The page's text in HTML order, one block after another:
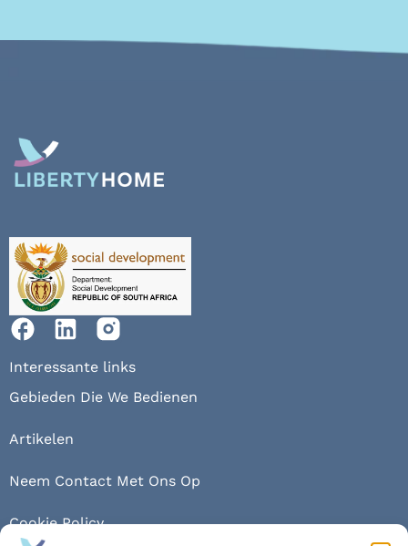
Interessante links
Gebieden Die We Bedienen
Artikelen
Neem Contact Met Ons Op
Cookie Policy